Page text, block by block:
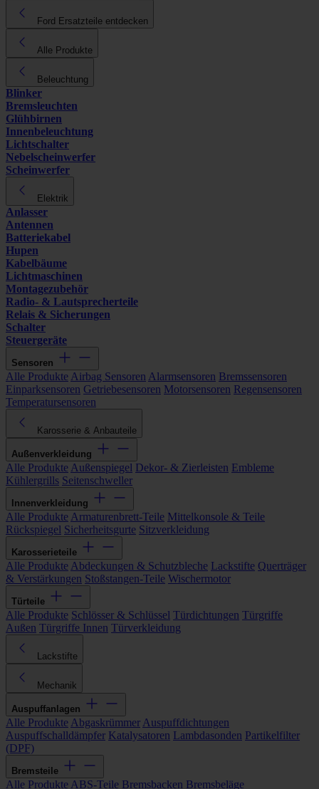
Ford Ersatzteile entdecken
Alle Produkte
Beleuchtung
Blinker
Bremsleuchten
Glühbirnen
Innenbeleuchtung
Lichtschalter
Nebelscheinwerfer
Scheinwerfer
Elektrik
Anlasser
Antennen
Batteriekabel
Hupen
Kabelbäume
Lichtmaschinen
Montagezubehör
Radio- & Lautsprecherteile
Relais & Sicherungen
Schalter
Steuergeräte
Sensoren
Alle Produkte Airbag Sensoren Alarmsensoren Bremssensoren
Einparksensoren Getriebesensoren Motorsensoren Regensensoren
Temperatursensoren
Karosserie & Anbauteile
Außenverkleidung
Alle Produkte Außenspiegel Dekor- & Zierleisten Embleme
Kühlergrills Seitenschweller
Innenverkleidung
Alle Produkte Armaturenbrett-Teile Mittelkonsole & Teile
Rückspiegel Sicherheitsgurte Sitzverkleidung
Karosserieteile
Alle Produkte Abdeckungen & Schutzbleche Lackstifte Querträger
& Verstärkungen Stoßstangen-Teile Wischermotor
Türteile
Alle Produkte Schlösser & Schlüssel Türdichtungen Türgriffe
Außen Türgriffe Innen Türverkleidung
Lackstifte
Mechanik
Auspuffanlagen
Alle Produkte Abgaskrümmer Auspuffdichtungen
Auspuffschalldämpfer Katalysatoren Lambdasonden Partikelfilter
(DPF)
Bremsteile
Alle Produkte ABS-Teile Bremsbacken Bremsbeläge